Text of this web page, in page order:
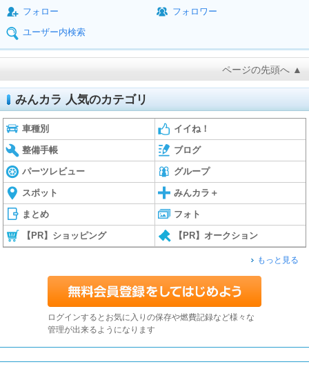
フォロー
フォロワー
ユーザー内検索
ページの先頭へ ▲
みんカラ 人気のカテゴリ
車種別 イイね！
整備手帳 ブログ
パーツレビュー グループ
スポット みんカラ＋
まとめ フォト
【PR】ショッピング 【PR】オークション
もっと見る
ログインするとお気に入りの保存や燃費記録など様々な
管理が出来るようになります